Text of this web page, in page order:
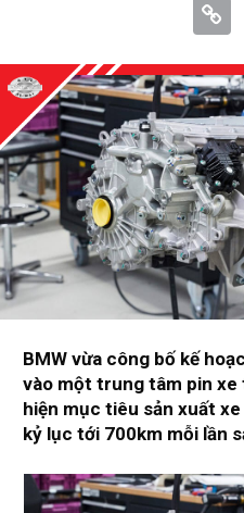
BMW vừa công bố kế
vào một trung tâm pin
hiện mục tiêu sản xuất
kỷ lục tới 700km mỗi lần